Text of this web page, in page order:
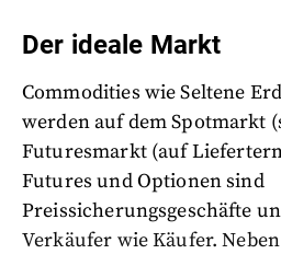
Der ideale Markt
Commodities wie Seltene
werden auf dem Spotmarkt
Futuresmarkt (auf
Futures und Optionen sind
Preissicherungsgeschäfte
Verkäufer wie Käufer.